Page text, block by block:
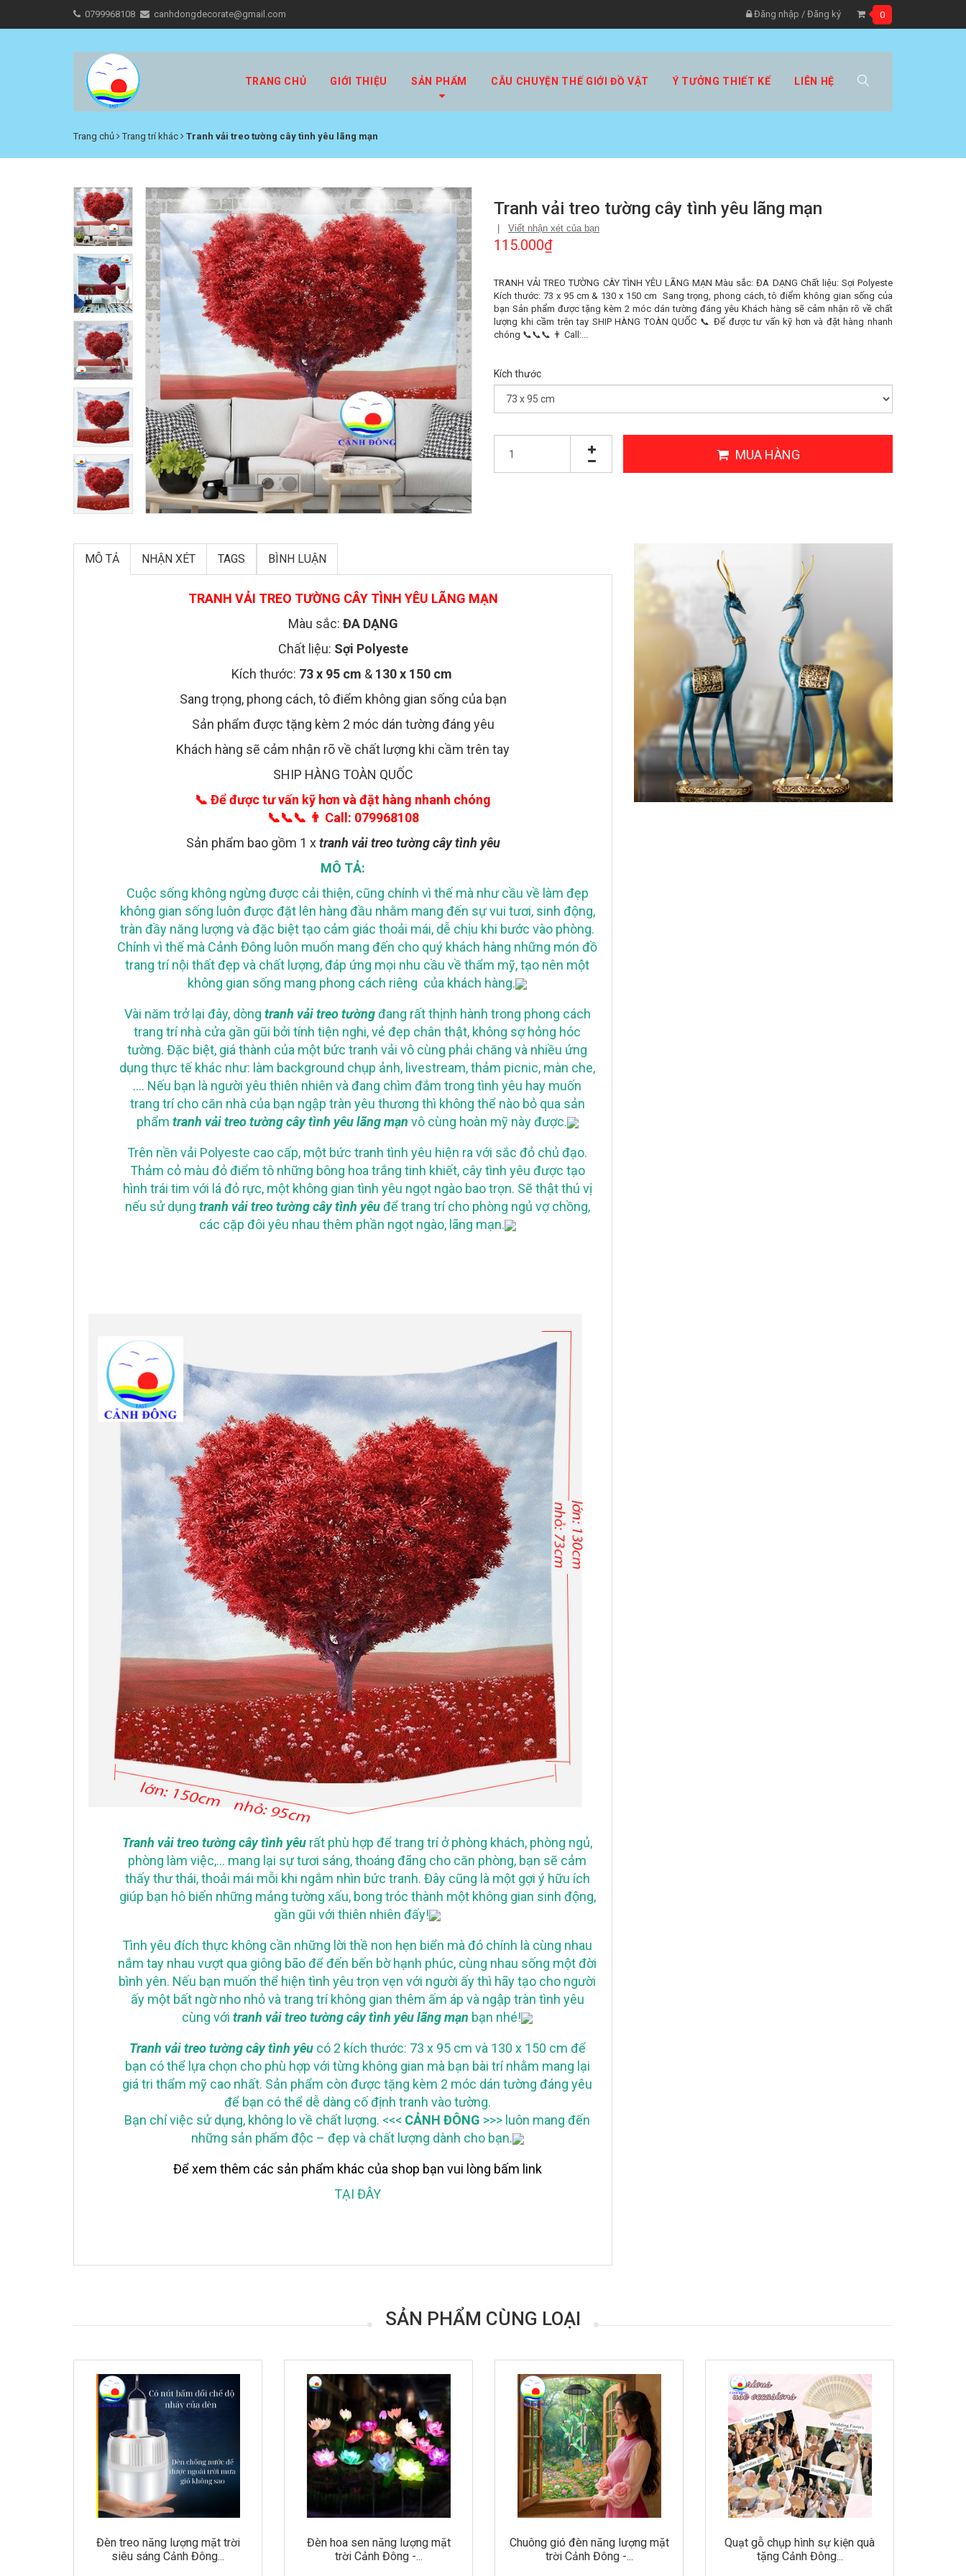
0799968108 canhdongdecorate@gmail.com Đăng nhập / Đăng ký 0
TRANG CHỦ GIỚI THIỆU SẢN PHẨM CÂU CHUYỆN THẾ GIỚI ĐỒ VẬT Ý TƯỞNG THIẾT KẾ LIÊN HỆ
Trang chủ Trang trí khác Tranh vải treo tường cây tình yêu lãng mạn
Tranh vải treo tường cây tình yêu lãng mạn
Viết nhận xét của bạn
115.000₫
TRANH VẢI TREO TƯỜNG CÂY TÌNH YÊU LÃNG MẠN Màu sắc: ĐA DẠNG Chất liệu: Sợi Polyeste
Kích thước: 73 x 95 cm & 130 x 150 cm Sang trọng, phong cách, tô điểm không gian sống của
bạn Sản phẩm được tặng kèm 2 móc dán tường đáng yêu Khách hàng sẽ cảm nhận rõ về chất
lượng khi cầm trên tay SHIP HÀNG TOÀN QUỐC 📞 Để được tư vấn kỹ hơn và đặt hàng nhanh
chóng 📞📞📞 👨 Call:...
Kích thước
MUA HÀNG
MÔ TẢ NHẬN XÉT TAGS BÌNH LUẬN
TRANH VẢI TREO TƯỜNG CÂY TÌNH YÊU LÃNG MẠN
Màu sắc: ĐA DẠNG
Chất liệu: Sợi Polyeste
Kích thước: 73 x 95 cm & 130 x 150 cm
Sang trọng, phong cách, tô điểm không gian sống của bạn
Sản phẩm được tặng kèm 2 móc dán tường đáng yêu
Khách hàng sẽ cảm nhận rõ về chất lượng khi cầm trên tay
SHIP HÀNG TOÀN QUỐC
📞 Để được tư vấn kỹ hơn và đặt hàng nhanh chóng
📞📞📞 👨 Call: 079968108
Sản phẩm bao gồm 1 xtranh vải treo tường cây tình yêu
MÔ TẢ:
Cuộc sống không ngừng được cải thiện, cũng chính vì thế mà như cầu về làm đẹp
không gian sống luôn được đặt lên hàng đầu nhằm mang đến sự vui tươi, sinh động,
tràn đầy năng lượng và đặc biệt tạo cảm giác thoải mái, dễ chịu khi bước vào phòng.
Chính vì thế mà Cảnh Đông luôn muốn mang đến cho quý khách hàng những món đồ
trang trí nội thất đẹp và chất lượng, đáp ứng mọi nhu cầu về thẩm mỹ, tạo nên một
không gian sống mang phong cách riêng của khách hàng.
Vài năm trở lại đây, dòng tranh vải treo tườngđang rất thịnh hành trong phong cách
trang trí nhà cửa gần gũi bởi tính tiện nghi, vẻ đẹp chân thật, không sợ hỏng hóc
tường. Đặc biệt, giá thành của một bức tranh vải vô cùng phải chăng và nhiều ứng
dụng thực tế khác như: làm background chụp ảnh, livestream, thảm picnic, màn che,
…. Nếu bạn là người yêu thiên nhiên và đang chìm đắm trong tình yêu hay muốn
trang trí cho căn nhà của bạn ngập tràn yêu thương thì không thể nào bỏ qua sản
phẩm tranh vải treo tường cây tình yêu lãng mạn vô cùng hoàn mỹ này được.
Trên nền vải Polyeste cao cấp, một bức tranh tình yêu hiện ra với sắc đỏ chủ đạo.
Thảm cỏ màu đỏ điểm tô những bông hoa trắng tinh khiết, cây tình yêu được tạo
hình trái tim với lá đỏ rực, một không gian tình yêu ngọt ngào bao trọn. Sẽ thật thú vị
nếu sử dụng tranh vải treo tường cây tình yêuđể trang trí cho phòng ngủ vợ chồng,
các cặp đôi yêu nhau thêm phần ngọt ngào, lãng mạn.
Tranh vải treo tường cây tình yêu rất phù hợp để trang trí ở phòng khách, phòng ngủ,
phòng làm việc,… mang lại sự tươi sáng, thoáng đãng cho căn phòng, bạn sẽ cảm
thấy thư thái, thoải mái mỗi khi ngắm nhìn bức tranh. Đây cũng là một gợi ý hữu ích
giúp bạn hô biến những mảng tường xấu, bong tróc thành một không gian sinh động,
gần gũi với thiên nhiên đấy!
Tình yêu đích thực không cần những lời thề non hẹn biển mà đó chính là cùng nhau
nắm tay nhau vượt qua giông bão để đến bến bờ hạnh phúc, cùng nhau sống một đời
bình yên. Nếu bạn muốn thể hiện tình yêu trọn vẹn với người ấy thì hãy tạo cho người
ấy một bất ngờ nho nhỏ và trang trí không gian thêm ấm áp và ngập tràn tình yêu
cùng với tranh vải treo tường cây tình yêu lãng mạn bạn nhé!
Tranh vải treo tường cây tình yêu có 2 kích thước: 73 x 95 cm và 130 x 150 cm để
bạn có thể lựa chọn cho phù hợp với từng không gian mà bạn bài trí nhằm mang lại
giá tri thẩm mỹ cao nhất. Sản phẩm còn được tặng kèm 2 móc dán tường đáng yêu
để bạn có thể dễ dàng cố định tranh vào tường.
Bạn chỉ việc sử dụng, không lo về chất lượng. <<< CẢNH ĐÔNG >>> luôn mang đến
những sản phẩm độc – đẹp và chất lượng dành cho bạn.
Để xem thêm các sản phẩm khác của shop bạn vui lòng bấm link
TẠI ĐÂY
SẢN PHẨM CÙNG LOẠI
Đèn treo năng lượng mặt trời
siêu sáng Cảnh Đông...
Đèn hoa sen năng lượng mặt
trời Cảnh Đông -...
Chuông gió đèn năng lượng mặt
trời Cảnh Đông -...
Quạt gỗ chụp hình sự kiện quà
tặng Cảnh Đông...